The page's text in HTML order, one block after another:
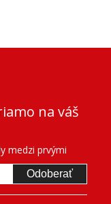
na váš
medzi prvými
Odoberať